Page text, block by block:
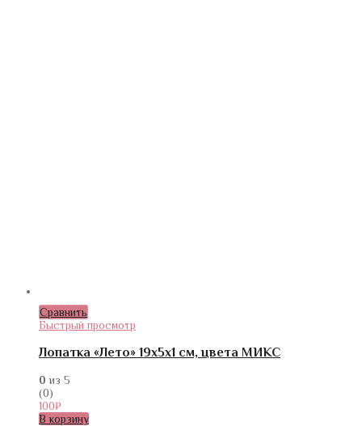
Сравнить
Быстрый просмотр
Лопатка «Лето» 19х5х1 см, цвета МИКС
0 из 5
(0)
100₽
В корзину